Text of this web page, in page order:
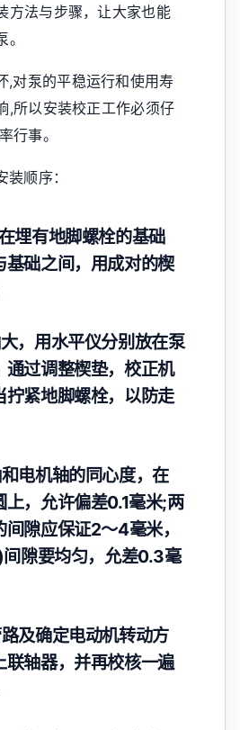
方法与步骤，让大家也能
,对泵的平稳运行和使用寿
,所以安装校正工作必须仔
行事。
顺序：
埋有地脚螺栓的基础
基础之间，用成对的楔
，用水平仪分别放在泵
通过调整楔垫，校正机
拧紧地脚螺栓，以防走
电机轴的同心度，在
上，允许偏差0.1毫米;两
隙应保证2～4毫米，
隙要均匀，允差0.3毫
及确定电动机转动方
联轴器，并再校核一遍